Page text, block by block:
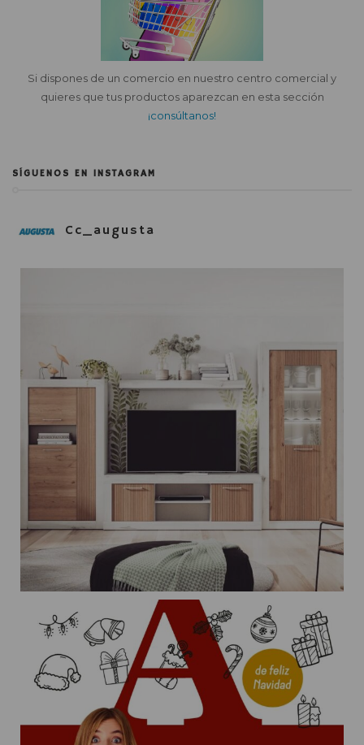
Si dispones de un comercio en nuestro centro comercial y
quieres que tus productos aparezcan en esta sección
¡consúltanos!
SÍGUENOS EN INSTAGRAM
Cc_augusta